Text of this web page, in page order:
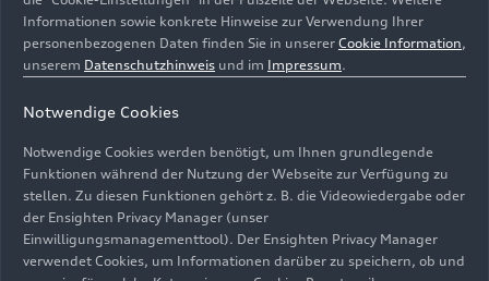
einer moderneren, intelligenten und vernetzten
Organisation. Sie stärkt die robuste operative
Infrastruktur und bildet eine solide Grundlage für
das zukünftige Audi F1 Team, um auf höchstem
Niveau zu performen.
Jonathan Wheatley, Teamchef des zukünftigen
Audi F1 Teams:
„Wir freuen uns sehr, Perk als
unseren Partner begrüßen zu dürfen. Hinter
jedem Rennen steckt ein immenser logistischer
Aufwand, und angesichts des anspruchsvollen
Informationen sowie konkrete Hinweise zur Verwendung Ihrer
personenbezogenen Daten finden Sie in unserer Cookie Information,
unserem Datenschutzhinweis und im Impressum.
Notwendige Cookies
Notwendige Cookies werden benötigt, um Ihnen grundlegende
Funktionen während der Nutzung der Webseite zur Verfügung zu
stellen. Zu diesen Funktionen gehört z. B. die Videowiedergabe oder
der Ensighten Privacy Manager (unser
Einwilligungsmanagementtool). Der Ensighten Privacy Manager
verwendet Cookies, um Informationen darüber zu speichern, ob und